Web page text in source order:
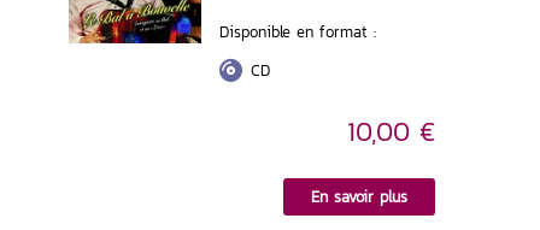
Disponible en format :
CD
10,00 €
En savoir plus